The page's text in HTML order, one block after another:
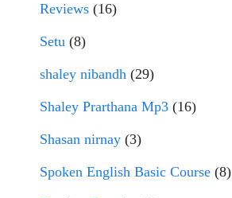
Reviews (16)
Setu (8)
shaley nibandh (29)
Shaley Prarthana Mp3 (16)
Shasan nirnay (3)
Spoken English Basic Course (8)